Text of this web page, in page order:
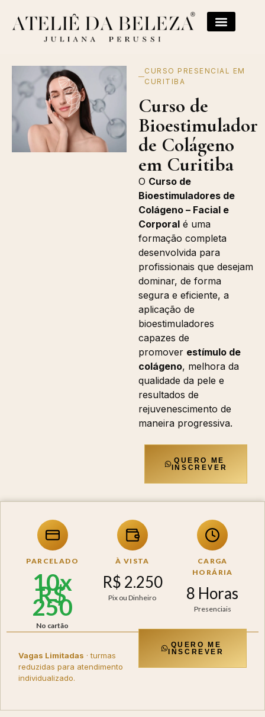
CURSO PRESENCIAL EM
CURITIBA
Curso de
Bioestimulador
de Colágeno
em Curitiba
O Curso de
Bioestimuladores de
Colágeno – Facial e
Corporal é uma
formação completa
desenvolvida para
profissionais que desejam
dominar, de forma
segura e eficiente, a
aplicação de
bioestimuladores
capazes de
promover estímulo de
colágeno, melhora da
qualidade da pele e
resultados de
rejuvenescimento de
maneira progressiva.
QUERO ME
INSCREVER
PARCELADO
10x
R$
250
No cartão
À VISTA
R$ 2.250
Pix ou Dinheiro
CARGA
HORÁRIA
8 Horas
Presenciais
Vagas Limitadas · turmas
reduzidas para atendimento
individualizado.
QUERO ME
INSCREVER